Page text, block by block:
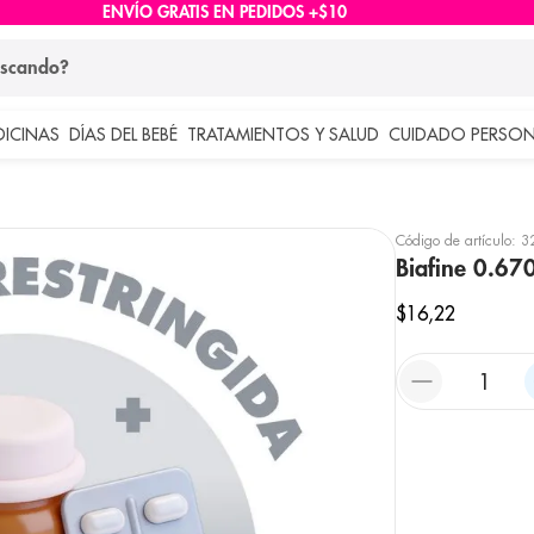
ENVÍO GRATIS EN PEDIDOS +$10
DÍAS DEL BEBÉ TRATAMIENTOS Y SALUD CUIDADO
Código de artículo:
Biafine
$16,22
buscados